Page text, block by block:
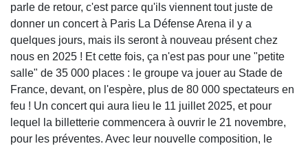
parle de retour, c'est parce qu'ils viennent tout juste de
donner un concert à Paris La Défense Arena il y a
quelques jours, mais ils seront à nouveau présent chez
nous en 2025 ! Et cette fois, ça n'est pas pour une "petite
salle" de 35 000 places : le groupe va jouer au Stade de
France, devant, on l'espère, plus de 80 000 spectateurs en
feu ! Un concert qui aura lieu le 11 juillet 2025, et pour
lequel la billetterie commencera à ouvrir le 21 novembre,
pour les préventes. Avec leur nouvelle composition, le